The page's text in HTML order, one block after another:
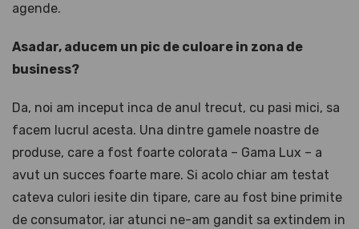
agende.
Asadar, aducem un pic de culoare in zona de
business?
Da, noi am inceput inca de anul trecut, cu pasi mici, sa
facem lucrul acesta. Una dintre gamele noastre de
produse, care a fost foarte colorata – Gama Lux – a
avut un succes foarte mare. Si acolo chiar am testat
cateva culori iesite din tipare, care au fost bine primite
de consumator, iar atunci ne-am gandit sa extindem in